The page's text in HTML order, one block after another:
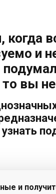
когда
и
то вы
и